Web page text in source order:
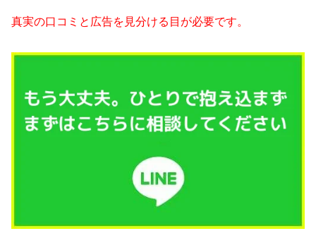
真実の口コミと広告を見分ける目が必要です。